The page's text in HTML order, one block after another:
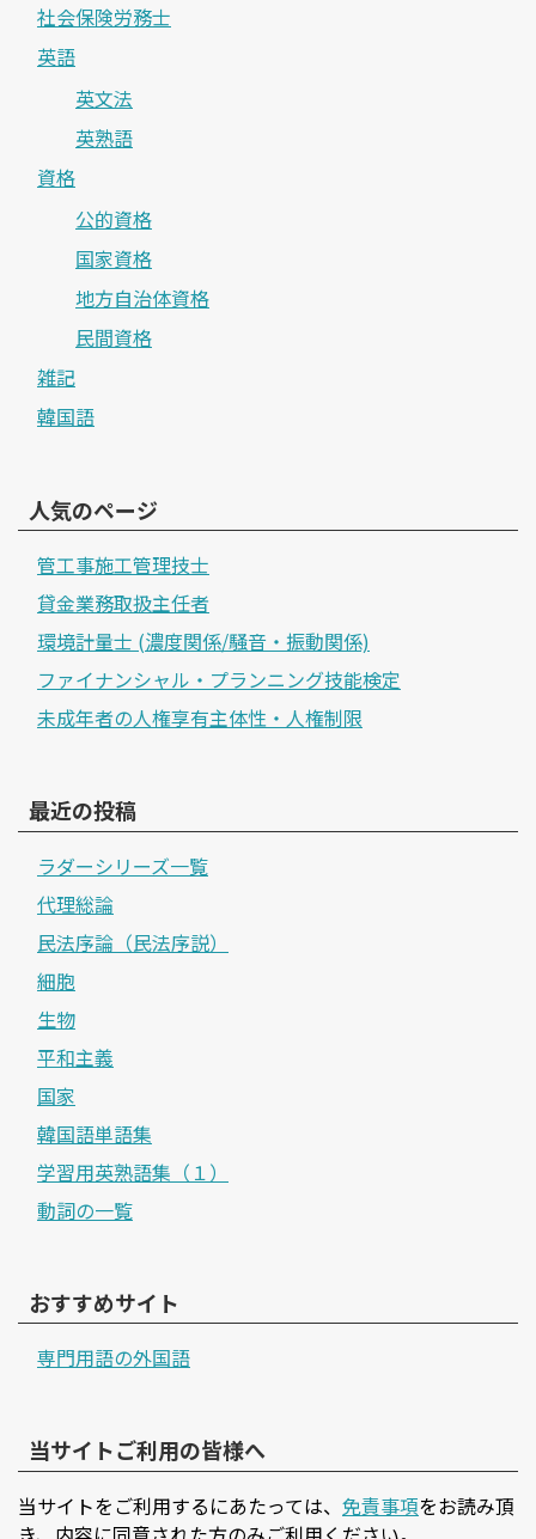
社会保険労務士
英語
英文法
英熟語
資格
公的資格
国家資格
地方自治体資格
民間資格
雑記
韓国語
人気のページ
管工事施工管理技士
貸金業務取扱主任者
環境計量士 (濃度関係/騒音・振動関係)
ファイナンシャル・プランニング技能検定
未成年者の人権享有主体性・人権制限
最近の投稿
ラダーシリーズ一覧
代理総論
民法序論（民法序説）
細胞
生物
平和主義
国家
韓国語単語集
学習用英熟語集（１）
動詞の一覧
おすすめサイト
専門用語の外国語
当サイトご利用の皆様へ
当サイトをご利用するにあたっては、 免責事項をお読み頂